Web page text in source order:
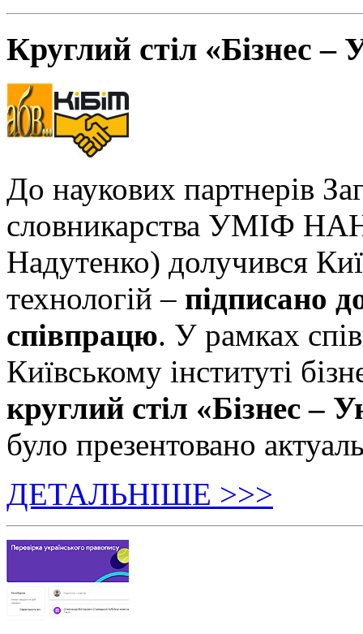
Круглий стіл «Бізнес –
До наукових партнерів
словникарства УМІФ
Надутенко) долучився
технологій – підписано
співпрацю. У рамках
Київському інституті
круглий стіл «Бізнес –
було презентовано
ДЕТАЛЬНІШЕ >>>